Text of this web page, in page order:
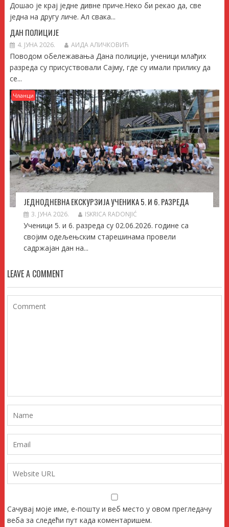
Дошао је крај једне дивне приче.Неко би рекао да, све
једна на другу личе. Ал свака...
ДАН ПОЛИЦИЈЕ
4. ЈУНА 2026. АИДА АЛИЧКОВИЋ
Поводом обележавања Дана полиције, ученици млађих
разреда су присуствовали Сајму, где су имали прилику да
се...
Чланци
ЈЕДНОДНЕВНА ЕКСКУРЗИЈА УЧЕНИКА 5. И 6. РАЗРЕДА
3. ЈУНА 2026. ISKRICA RADONJIĆ
Ученици 5. и 6. разреда су 02.06.2026. године са
својим одељењским старешинама провели
садржајан дан на...
LEAVE A COMMENT
Сачувај моје име, е-пошту и веб место у овом прегледачу
веба за следећи пут када коментаришем.